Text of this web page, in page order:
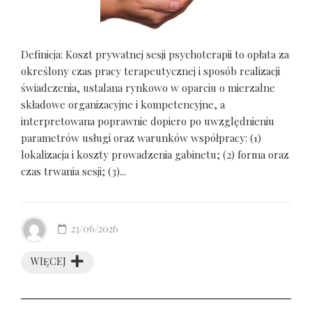
Definicja: Koszt prywatnej sesji psychoterapii to opłata za
określony czas pracy terapeutycznej i sposób realizacji
świadczenia, ustalana rynkowo w oparciu o mierzalne
składowe organizacyjne i kompetencyjne, a
interpretowana poprawnie dopiero po uwzględnieniu
parametrów usługi oraz warunków współpracy: (1)
lokalizacja i koszty prowadzenia gabinetu; (2) forma oraz
czas trwania sesji; (3)...
WIĘCEJ
23/06/2026